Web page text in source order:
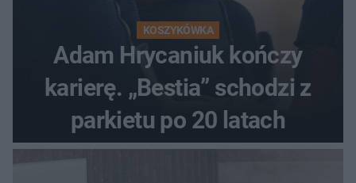
KOSZYKÓWKA
Adam Hrycaniuk kończy
karierę. „Bestia” schodzi z
parkietu po 20 latach